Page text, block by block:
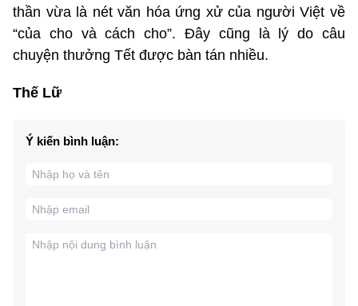
thần vừa là nét văn hóa ứng xử của người Việt về
“của cho và cách cho”. Đây cũng là lý do câu
chuyện thưởng Tết được bàn tán nhiều.
Thế Lữ
Ý kiến bình luận: